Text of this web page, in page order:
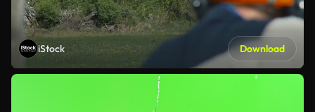
iStock Download